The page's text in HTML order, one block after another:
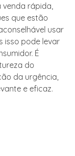
rápida,
que estão
usar
isso pode levar
É
do
da urgência,
e eficaz.